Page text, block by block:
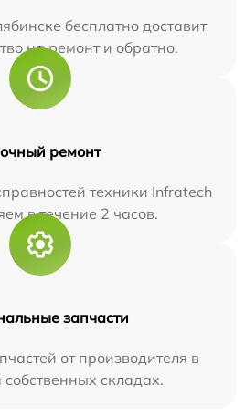
бесплатно доставит
на ремонт и обратно.
ремонт
техники Infratech
в течение 2 часов.
запчасти
от производителя в
складах.